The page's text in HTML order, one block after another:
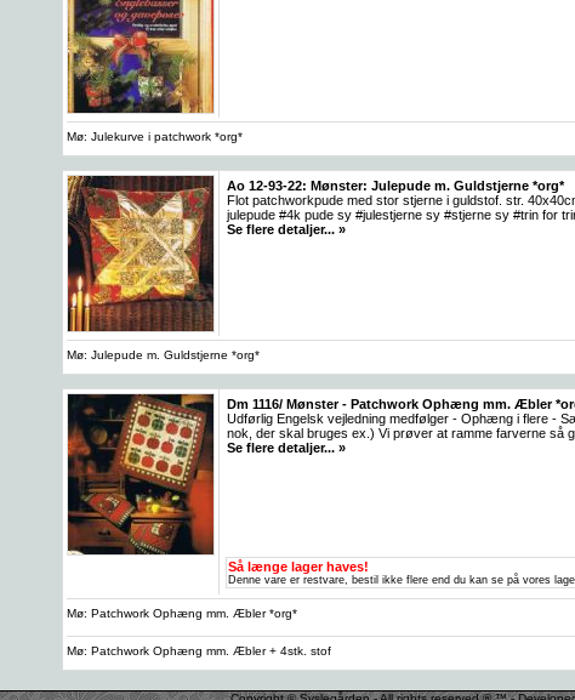
Mø: Julekurve i patchwork *org*
Ao 12-93-22: Mønster: Julepude m. Guldstjerne *org*
Flot patchworkpude med stor stjerne i guldstof. str.
julepude #4k pude sy #julestjerne sy #stjerne sy #trin for
Se flere detaljer... »
Mø: Julepude m. Guldstjerne *org*
Dm 1116/ Mønster - Patchwork Ophæng mm. Æbler
Udførlig Engelsk vejledning medfølger - Ophæng i flere -
nok, der skal bruges ex.) Vi prøver at ramme farverne så
Se flere detaljer... »
Så længe lager haves!
Denne vare er restvare, bestil ikke flere end du kan se på vores
Mø: Patchwork Ophæng mm. Æbler *org*
Mø: Patchwork Ophæng mm. Æbler + 4stk. stof